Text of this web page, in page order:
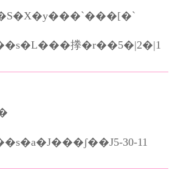
搼�r��5�|2�|1
30-11